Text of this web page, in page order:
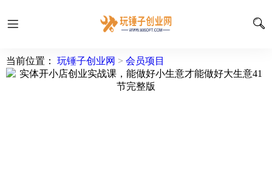
当前位置： 玩锤子创业网 > 会员项目